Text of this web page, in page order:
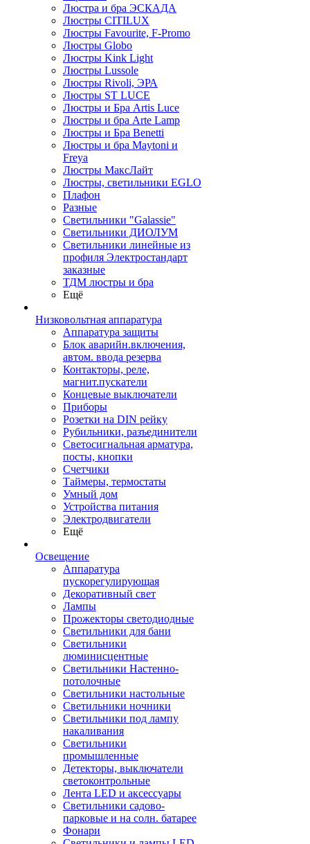
Люстра и бра ЭСКАДА
Люстры CITILUX
Люстры Favourite, F-Promo
Люстры Globo
Люстры Kink Light
Люстры Lussole
Люстры Rivoli, ЭРА
Люстры ST LUCE
Люстры и Бра Artis Luce
Люстры и бра Arte Lamp
Люстры и Бра Benetti
Люстры и бра Maytoni и
Freya
Люстры МаксЛайт
Люстры, светильники EGLO
Плафон
Разные
Светильники "Galassie"
Светильники ДИОЛУМ
Светильники линейные из
профиля Электростандарт
заказные
ТДМ люстры и бра
Ещё
Низковольтная аппаратура
Аппаратура защиты
Блок аварийн.включения,
автом. ввода резерва
Контакторы, реле,
магнит.пускатели
Концевые выключатели
Приборы
Розетки на DIN рейку
Рубильники, разъединители
Светосигнальная арматура,
посты, кнопки
Счетчики
Таймеры, термостаты
Умный дом
Устройства питания
Электродвигатели
Ещё
Освещение
Аппаратура
пускорегулирующая
Декоративный свет
Лампы
Прожекторы светодиодные
Светильники для бани
Светильники
люминисцентные
Светильники Настенно-
потолочные
Светильники настольные
Светильники ночники
Светильники под лампу
накаливания
Светильники
промышленные
Детекторы, выключатели
светоконтрольные
Лента LED и аксессуары
Светильники садово-
парковые и на солн. батарее
Фонари